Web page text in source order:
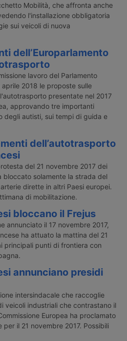
Mobilità, che affronta anche
l'installazione obbligatoria
sui veicoli di nuova
dell’Europarlamento
lavoro del Parlamento
2018 le proposte sulle
presentate nel 2017
approvando tre importanti
degli autisti, sui tempi di guida e
dell’autotrasporto
del 21 novembre 2017 dei
bloccato solamente la strada del
dirette in altri Paesi europei.
di mobilitazione.
bloccano il Frejus
annunciato il 17 novembre 2017,
ha attuato la mattina del 21
principali punti di frontiera con
annunciano presidi
intersindacale che raccoglie
veicoli industriali che contrastano il
Europea ha proclamato
il 21 novembre 2017. Possibili